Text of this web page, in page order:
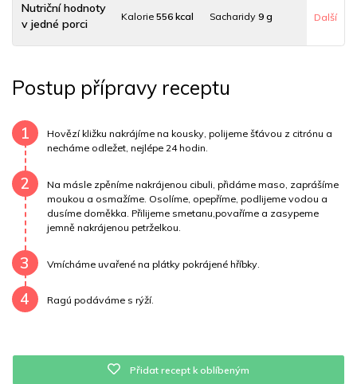
Nutriční hodnoty
v jedné porci
Kalorie556 kcal Sacharidy 9 g
Uhlovodany6 g Cholesterol102.3 mg
Draslík283.6 mg Vláknina 4031.3 mg
Vitamín B120 mg Vitamín C5.2 mg
Vitamín E0 mg Vápník0 mg
Další
Postup přípravy receptu
1
Hovězí kližku nakrájíme na kousky, polijeme šťávou z citrónu a
necháme odležet, nejlépe 24 hodin.
2
Na másle zpěníme nakrájenou cibuli, přidáme maso, zaprášíme
moukou a osmažíme. Osolíme, opepříme, podlijeme vodou a
dusíme doměkka. Přilijeme smetanu,povaříme a zasypeme
jemně nakrájenou petrželkou.
3 Vmícháme uvařené na plátky pokrájené hříbky.
4 Ragú podáváme s rýží.
Přidat recept k oblíbeným